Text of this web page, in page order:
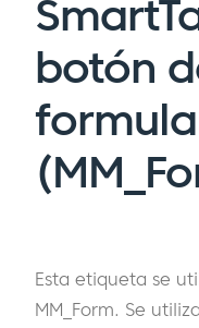
botón
Esta etiqueta se
MM_Form. Se